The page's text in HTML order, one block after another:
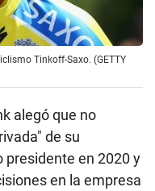
Tinkoff-Saxo. (GETTY
alegó que no
de su
presidente en 2020 y
en la empresa